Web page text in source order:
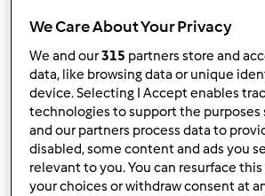
2 2 -- 5
Bułki grahamki
przezGość
We Care About Your Privacy
We and our315 partners store and
data, like browsing data or unique
device. Selecting I Accept enables
technologies to support the purposes
and our partners process data to
disabled, some content and ads you
relevant to you. You can resurface
your choices or withdraw consent at